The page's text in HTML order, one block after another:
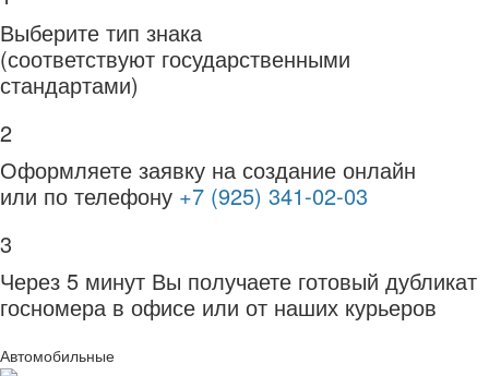
Выберите тип знака
(соответствуют государственными
стандартами)
2
Оформляете заявку на создание онлайн
или по телефону +7 (925) 341-02-03
3
Через 5 минут Вы получаете готовый дубликат
госномера в офисе или от наших курьеров
Автомобильные